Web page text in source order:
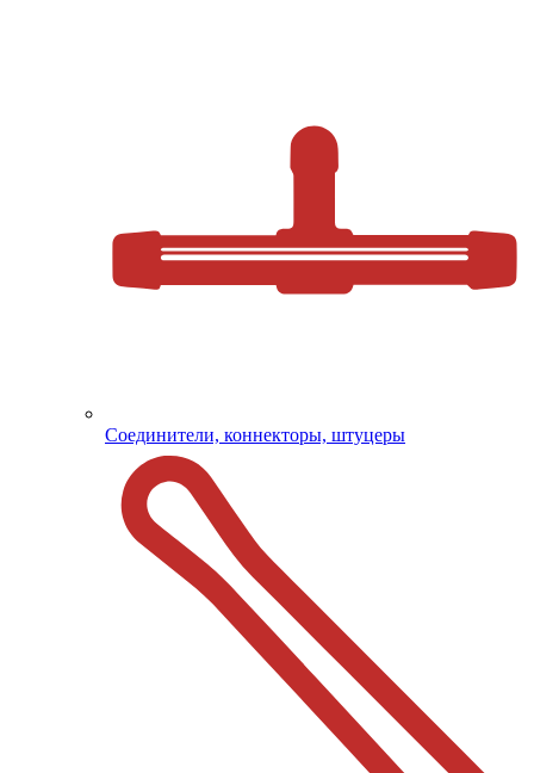
Соединители, коннекторы, штуцеры